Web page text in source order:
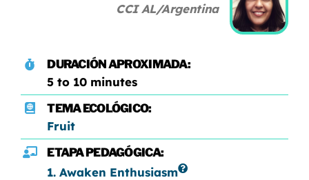
CCI AL/Argentina
DURACIÓN APROXIMADA:
5 to 10 minutes
TEMA ECOLÓGICO:
Fruit
ETAPA PEDAGÓGICA:
1. Awaken Enthusiasm